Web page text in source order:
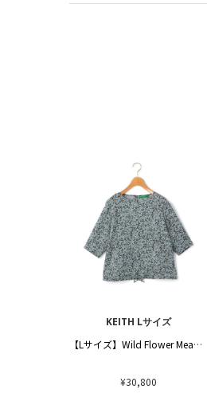
KEITH Lサイズ
【Lサイズ】Wild Flower Meadowブラウス
¥30,800